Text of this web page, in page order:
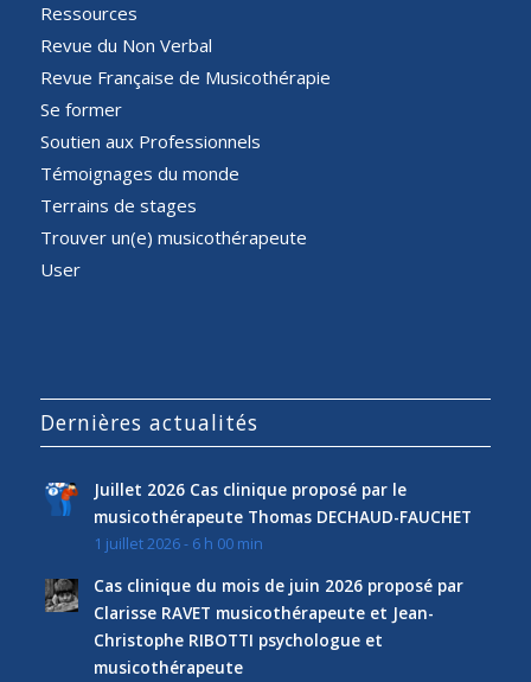
Ressources
Revue du Non Verbal
Revue Française de Musicothérapie
Se former
Soutien aux Professionnels
Témoignages du monde
Terrains de stages
Trouver un(e) musicothérapeute
User
Dernières actualités
Juillet 2026 Cas clinique proposé par le
musicothérapeute Thomas DECHAUD-FAUCHET
1 juillet 2026 - 6 h 00 min
Cas clinique du mois de juin 2026 proposé par
Clarisse RAVET musicothérapeute et Jean-
Christophe RIBOTTI psychologue et
musicothérapeute